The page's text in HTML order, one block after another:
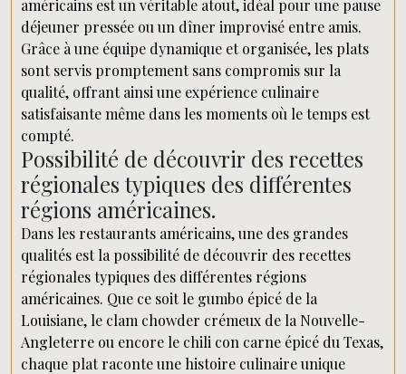
américains est un véritable atout, idéal pour une pause
déjeuner pressée ou un dîner improvisé entre amis.
Grâce à une équipe dynamique et organisée, les plats
sont servis promptement sans compromis sur la
qualité, offrant ainsi une expérience culinaire
satisfaisante même dans les moments où le temps est
compté.
Possibilité de découvrir des recettes
régionales typiques des différentes
régions américaines.
Dans les restaurants américains, une des grandes
qualités est la possibilité de découvrir des recettes
régionales typiques des différentes régions
américaines. Que ce soit le gumbo épicé de la
Louisiane, le clam chowder crémeux de la Nouvelle-
Angleterre ou encore le chili con carne épicé du Texas,
chaque plat raconte une histoire culinaire unique